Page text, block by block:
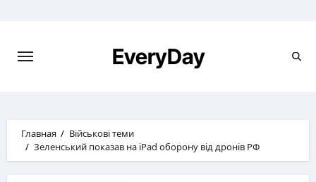
EveryDay
Главная
Військові теми
Зеленський показав на iPad оборону від дронів РФ